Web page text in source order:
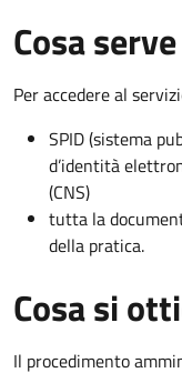
Cosa serve
Per accedere al
SPID (sistema
d’identità
(CNS)
tutta la
della pratica.
Cosa si
Il procedimento